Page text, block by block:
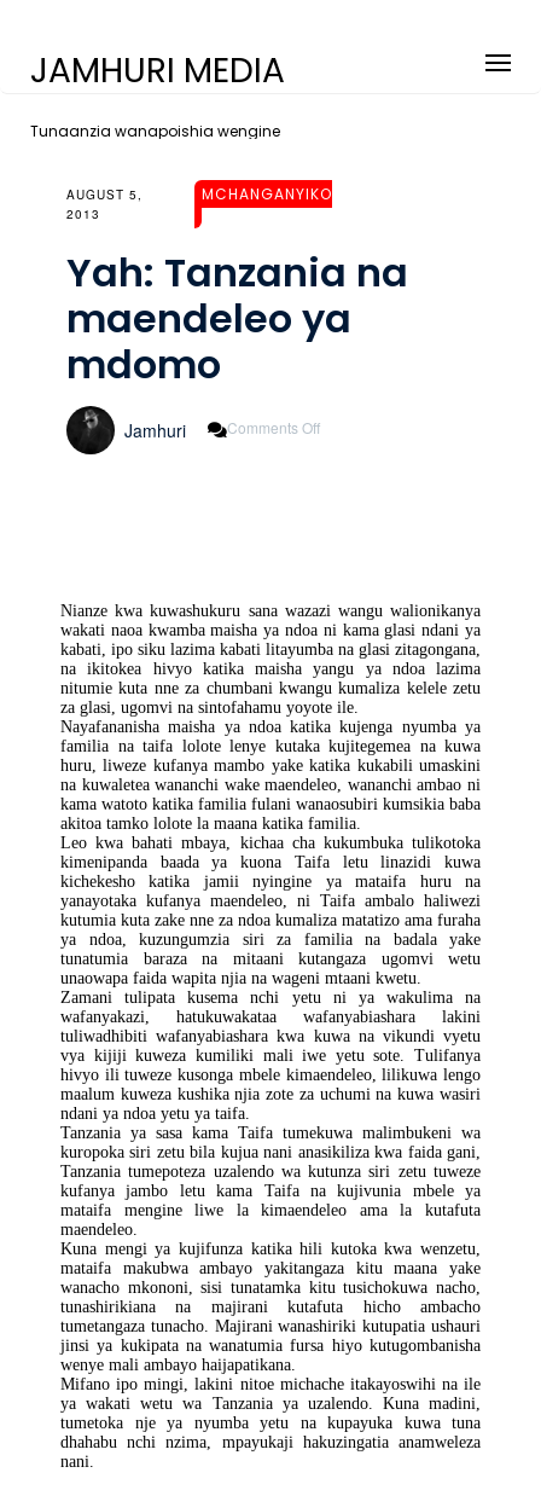
JAMHURI MEDIA
Tunaanzia wanapoishia wengine
AUGUST 5,
2013
MCHANGANYIKO
Yah: Tanzania na
maendeleo ya
mdomo
Jamhuri Comments Off
Nianze kwa kuwashukuru sana wazazi wangu walionikanya
wakati naoa kwamba maisha ya ndoa ni kama glasi ndani ya
kabati, ipo siku lazima kabati litayumba na glasi zitagongana,
na ikitokea hivyo katika maisha yangu ya ndoa lazima
nitumie kuta nne za chumbani kwangu kumaliza kelele zetu
za glasi, ugomvi na sintofahamu yoyote ile.
Nayafananisha maisha ya ndoa katika kujenga nyumba ya
familia na taifa lolote lenye kutaka kujitegemea na kuwa
huru, liweze kufanya mambo yake katika kukabili umaskini
na kuwaletea wananchi wake maendeleo, wananchi ambao ni
kama watoto katika familia fulani wanaosubiri kumsikia baba
akitoa tamko lolote la maana katika familia.
Leo kwa bahati mbaya, kichaa cha kukumbuka tulikotoka
kimenipanda baada ya kuona Taifa letu linazidi kuwa
kichekesho katika jamii nyingine ya mataifa huru na
yanayotaka kufanya maendeleo, ni Taifa ambalo haliwezi
kutumia kuta zake nne za ndoa kumaliza matatizo ama furaha
ya ndoa, kuzungumzia siri za familia na badala yake
tunatumia baraza na mitaani kutangaza ugomvi wetu
unaowapa faida wapita njia na wageni mtaani kwetu.
Zamani tulipata kusema nchi yetu ni ya wakulima na
wafanyakazi, hatukuwakataa wafanyabiashara lakini
tuliwadhibiti wafanyabiashara kwa kuwa na vikundi vyetu
vya kijiji kuweza kumiliki mali iwe yetu sote. Tulifanya
hivyo ili tuweze kusonga mbele kimaendeleo, lilikuwa lengo
maalum kuweza kushika njia zote za uchumi na kuwa wasiri
ndani ya ndoa yetu ya taifa.
Tanzania ya sasa kama Taifa tumekuwa malimbukeni wa
kuropoka siri zetu bila kujua nani anasikiliza kwa faida gani,
Tanzania tumepoteza uzalendo wa kutunza siri zetu tuweze
kufanya jambo letu kama Taifa na kujivunia mbele ya
mataifa mengine liwe la kimaendeleo ama la kutafuta
maendeleo.
Kuna mengi ya kujifunza katika hili kutoka kwa wenzetu,
mataifa makubwa ambayo yakitangaza kitu maana yake
wanacho mkononi, sisi tunatamka kitu tusichokuwa nacho,
tunashirikiana na majirani kutafuta hicho ambacho
tumetangaza tunacho. Majirani wanashiriki kutupatia ushauri
jinsi ya kukipata na wanatumia fursa hiyo kutugombanisha
wenye mali ambayo haijapatikana.
Mifano ipo mingi, lakini nitoe michache itakayoswihi na ile
ya wakati wetu wa Tanzania ya uzalendo. Kuna madini,
tumetoka nje ya nyumba yetu na kupayuka kuwa tuna
dhahabu nchi nzima, mpayukaji hakuzingatia anamweleza
nani.